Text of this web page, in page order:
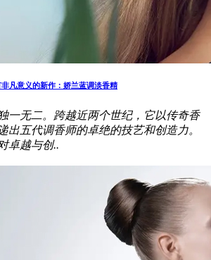
凡意义的新作：娇兰蓝调淡香精
一无二。跨越近两个世纪，它以传奇香
出五代调香师的卓绝的技艺和创造力。
卓越与创..